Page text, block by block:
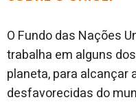
O Fundo das Nações
trabalha em alguns
planeta, para alcançar
desfavorecidas do